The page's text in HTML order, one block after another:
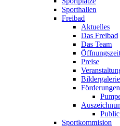
Sporthallen
Freibad
Aktuelles
Das Freibad
Das Team
Preise
Bildergalerie
Förderungen
Sportkommision